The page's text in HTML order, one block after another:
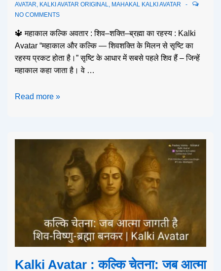
AVATAR KALKI AVATAR ORIGINAL
MAHAKAL KALKI AVATAR
NO COMMENTS
🔱 महाकाल कल्कि अवतार : शिव–शक्ति–ब्रह्मा का रहस्य : Kalki
Avatar “महाकाल और कल्कि — शिवशक्ति के मिलन से सृष्टि का
रहस्य प्रकट होता है।” सृष्टि के आधार में सबसे पहले शिव हैं – जिन्हें
महाकाल कहा जाता है। वे …
Read more »
Kalki Avatar : कल्कि चेतना: जब आत्मा